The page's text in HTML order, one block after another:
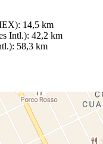
14,5 km
Intl.): 42,2 km
58,3 km